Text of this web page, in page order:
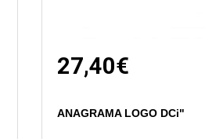
27,40€
ANAGRAMA LOGO DCi"